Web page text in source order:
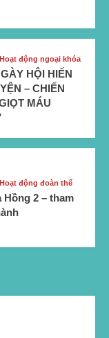
Hoạt động ngoại khóa
HỘI HIẾN
– CHIẾN
MÁU
Hoạt động đoàn thể
2 – tham